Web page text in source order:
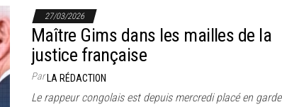
27/03/2026
Maître Gims dans les mailles de la
justice française
ParLA RÉDACTION
Le rappeur congolais est depuis mercredi placé en garde